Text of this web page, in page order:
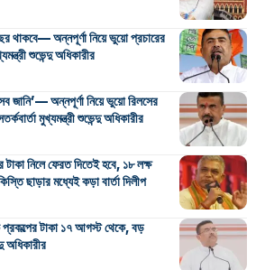
থাকবে— অন্নপূর্ণা নিয়ে ভুয়ো প্রচারের
শুভেন্দু অধিকারীর
জানি’— অন্নপূর্ণা নিয়ে ভুয়ো রিলসের
মুখ্যমন্ত্রী শুভেন্দু অধিকারীর
নিলে ফেরত দিতেই হবে, ১৮ লক্ষ
ছাড়ার মধ্যেই কড়া বার্তা দিলীপ
টাকা ১৭ আগস্ট থেকে, বড়
অধিকারীর